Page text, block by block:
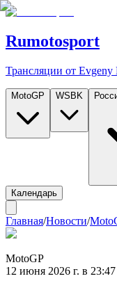
Rumotosport
Трансляции от Evgeny
MotoGP WSBK
Календарь
Главная/Новости/
MotoGP
12 июня 2026 г. в 23:47